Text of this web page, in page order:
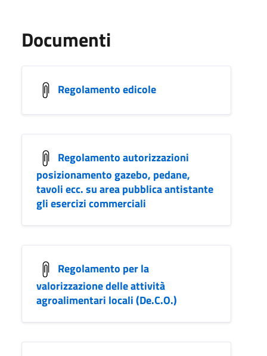
Documenti
Regolamento edicole
Regolamento autorizzazioni
posizionamento gazebo, pedane,
tavoli ecc. su area pubblica antistante
gli esercizi commerciali
Regolamento per la
valorizzazione delle attività
agroalimentari locali (De.C.O.)